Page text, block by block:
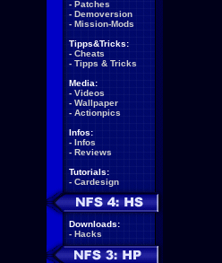
- Patches
- Demoversion
- Mission-Mods
Tipps&Tricks:
- Cheats
- Tipps & Tricks
Media:
- Videos
- Wallpaper
- Actionpics
Infos:
- Infos
- Reviews
Tutorials:
- Cardesign
Downloads:
- Hacks